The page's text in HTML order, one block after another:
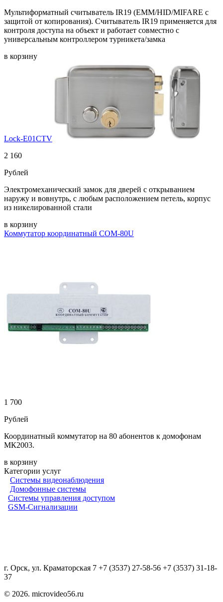
Мультиформатный считыватель IR19 (EMM/HID/MIFARE с
защитой от копирования). Считыватель IR19 применяется для
контроля доступа на объект и работает совместно с
универсальным контроллером турникета/замка
в корзину
Lock-E01CTV
2 160
Рублей
Электромеханический замок для дверей с открыванием
наружу и вовнутрь, с любым расположением петель, корпус
из никелированной стали
в корзину
Коммутатор координатный СОМ-80U
1 700
Рублей
Координатный коммутатор на 80 абонентов к домофонам
МК2003.
в корзину
Категории услуг
Системы видеонаблюдения
Домофонные системы
Системы управления доступом
GSM-Сигнализации
г. Орск, ул. Краматорская 7 +7 (3537) 27-58-56 +7 (3537) 31-18-
37
© 2026. microvideo56.ru